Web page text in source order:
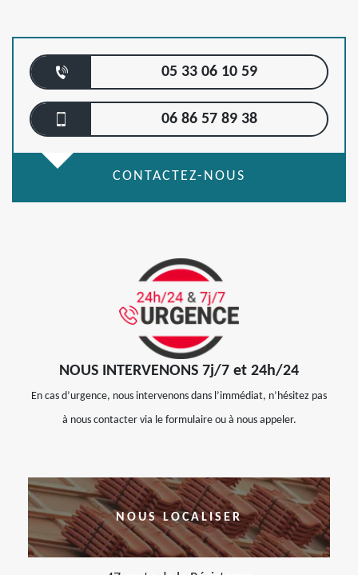
05 33 06 10 59
06 86 57 89 38
CONTACTEZ-NOUS
NOUS INTERVENONS 7j/7 et 24h/24
En cas d’urgence, nous intervenons dans l’immédiat, n’hésitez pas
à nous contacter via le formulaire ou à nous appeler.
NOUS LOCALISER